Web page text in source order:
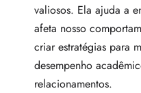
valiosos. Ela ajuda a
afeta nosso
criar estratégias para
desempenho
relacionamentos.